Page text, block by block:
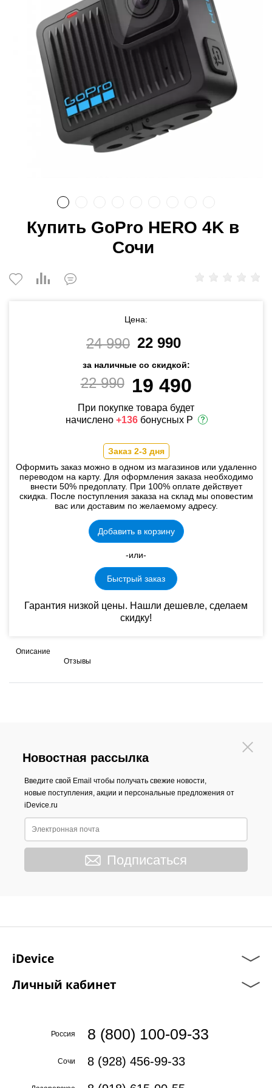
Купить GoPro HERO 4K в
Сочи
Цена:
24 990 22 990
за наличные со скидкой:
22 990 19 490
При покупке товара будет
начислено +136 бонусных Р
Заказ 2-3 дня
Оформить заказ можно в одном из магазинов или удаленно
переводом на карту. Для оформления заказа необходимо
внести 50% предоплату. При 100% оплате действует
скидка. После поступления заказа на склад мы оповестим
вас или доставим по желаемому адресу.
Добавить в корзину
-или-
Быстрый заказ
Гарантия низкой цены. Нашли дешевле, сделаем
скидку!
Описание
Отзывы
Новостная рассылка
Введите свой Email чтобы получать свежие новости,
новые поступления, акции и персональные предложения от
iDevice.ru
Подписаться
iDevice
Личный кабинет
Россия 8 (800) 100-09-33
Сочи 8 (928) 456-99-33